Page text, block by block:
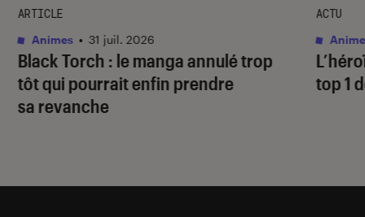
Black Torch : le manga annulé trop
tôt qui pourrait enfin prendre
sa revanche
ARTICLE
Animes • 31 juil. 2026
top 1
ACTU